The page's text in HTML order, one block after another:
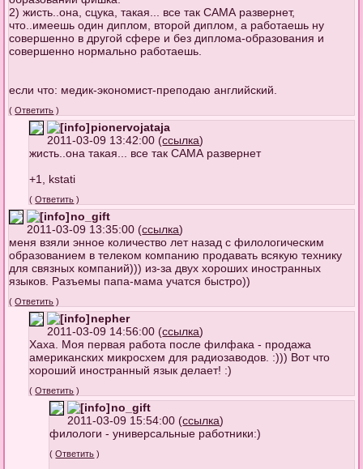
2) жисть..она, сцука, такая... все так САМА развернет,
что..имеешь один диплом, второй диплом, а работаешь ну
совершенно в другой сфере и без диплома-образования и
совершенно нормально работаешь.
если что: медик-экономист-преподаю английский.
(Ответить )
pionervojataja
2011-03-09 13:42:00 (ссылка)
жисть..она такая... все так САМА развернет
+1, kstati
(Ответить )
no_gift
2011-03-09 13:35:00 (ссылка)
меня взяли энное количество лет назад с филологическим
образованием в телеком компанию продавать всякую технику
для связных компаний))) из-за двух хороших иностранных
языков. Разъемы папа-мама учатся быстро))
(Ответить )
nepher
2011-03-09 14:56:00 (ссылка)
Хаха. Моя первая работа после филфака - продажа
американских микросхем для радиозаводов. :))) Вот что
хороший иностранный язык делает! :)
(Ответить )
no_gift
2011-03-09 15:54:00 (ссылка)
филологи - универсальные работники:)
(Ответить )